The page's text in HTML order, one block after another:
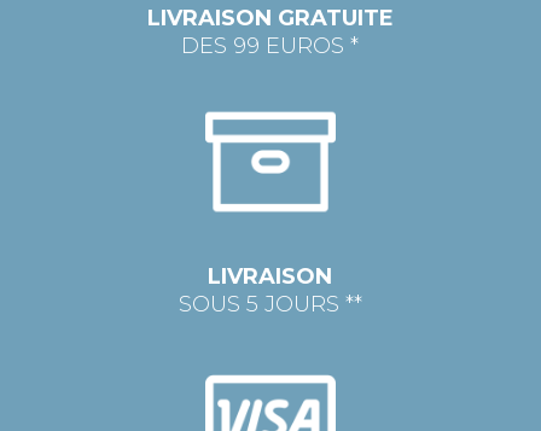
LIVRAISON GRATUITE
DES 99 EUROS *
LIVRAISON
SOUS 5 JOURS **